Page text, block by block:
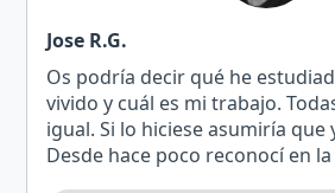
Jose R.G.
Os podría decir qué he
vivido y cuál es mi trabajo.
igual. Si lo hiciese asumiría que
Desde hace poco reconocí en